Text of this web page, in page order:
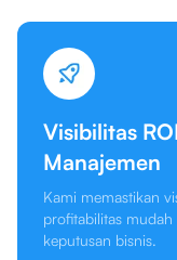
Visibilitas
Manajemen
Kami memastikan
profitabilitas
keputusan bisnis.